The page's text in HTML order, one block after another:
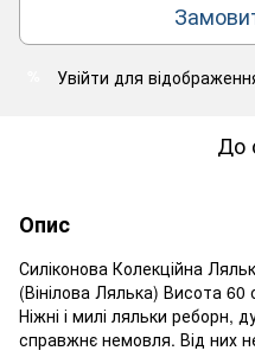
Увійти для
До
Опис
Силіконова Колекційна
(Вінілова Лялька) Висота 60
Ніжні і милі ляльки реборн,
справжнє немовля. Від них